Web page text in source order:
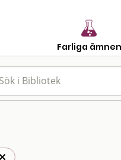
Farliga ämnen